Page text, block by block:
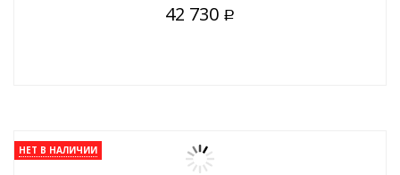
42 730 Р
НЕТ В НАЛИЧИИ